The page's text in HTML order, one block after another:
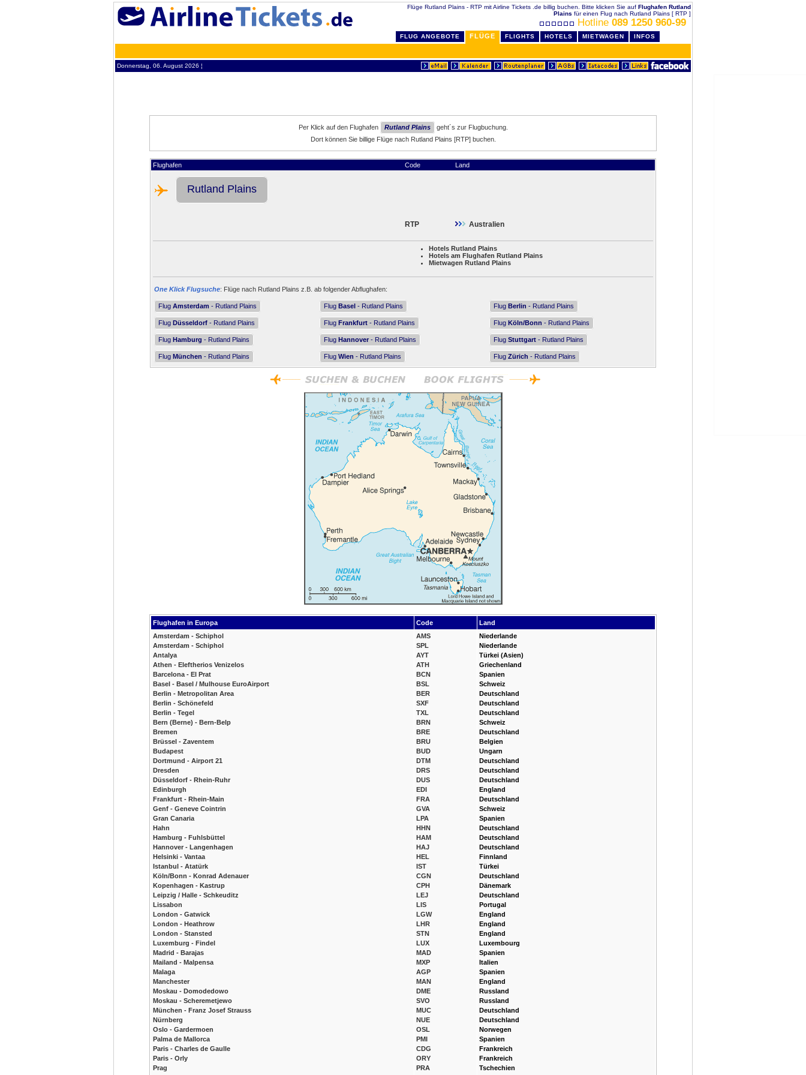
Flüge Rutland Plains - RTP mit Airline Tickets .de billig buchen. Bitte klicken Sie auf Flughafen Rutland
Plains für einen Flug nach Rutland Plains [ RTP ]
Hotline 089 1250 960-99
FLUG ANGEBOTE FLÜGE FLIGHTS HOTELS MIETWAGEN INFOS
Donnerstag, 06. August 2026 ¦
Per Klick auf den Flughafen Rutland Plains
geht´s zur Flugbuchung.
Dort können Sie billige Flüge nach Rutland Plains [RTP] buchen.
Flughafen Code Land
Rutland Plains
RTP Australien
Hotels Rutland Plains
Hotels am Flughafen Rutland Plains
Mietwagen Rutland Plains
One Klick Flugsuche: Flüge nach Rutland Plains z.B. ab folgender Abflughafen:
Flug Amsterdam - Rutland Plains Flug Basel - Rutland Plains Flug Berlin - Rutland Plains
Flug Düsseldorf - Rutland Plains Flug Frankfurt - Rutland Plains Flug Köln/Bonn - Rutland Plains
Flug Hamburg - Rutland Plains Flug Hannover - Rutland Plains Flug Stuttgart - Rutland Plains
Flug München - Rutland Plains Flug Wien - Rutland Plains Flug Zürich - Rutland Plains
Flughafen in Europa Code
Land
Amsterdam - Schiphol
Amsterdam - Schiphol
Antalya
Athen - Eleftherios Venizelos
Barcelona - El Prat
Basel - Basel / Mulhouse EuroAirport
Berlin - Metropolitan Area
Berlin - Schönefeld
Berlin - Tegel
Bern (Berne) - Bern-Belp
Bremen
Brüssel - Zaventem
Budapest
Dortmund - Airport 21
Dresden
Düsseldorf - Rhein-Ruhr
Edinburgh
Frankfurt - Rhein-Main
Genf - Geneve Cointrin
Gran Canaria
Hahn
Hamburg - Fuhlsbüttel
Hannover - Langenhagen
Helsinki - Vantaa
Istanbul - Atatürk
Köln/Bonn - Konrad Adenauer
Kopenhagen - Kastrup
Leipzig / Halle - Schkeuditz
Lissabon
London - Gatwick
London - Heathrow
London - Stansted
Luxemburg - Findel
Madrid - Barajas
Mailand - Malpensa
Malaga
Manchester
Moskau - Domodedowo
Moskau - Scheremetjewo
München - Franz Josef Strauss
Nürnberg
Oslo - Gardermoen
Palma de Mallorca
Paris - Charles de Gaulle
Paris - Orly
Prag
AMS
SPL
AYT
ATH
BCN
BSL
BER
SXF
TXL
BRN
BRE
BRU
BUD
DTM
DRS
DUS
EDI
FRA
GVA
LPA
HHN
HAM
HAJ
HEL
IST
CGN
CPH
LEJ
LIS
LGW
LHR
STN
LUX
MAD
MXP
AGP
MAN
DME
SVO
MUC
NUE
OSL
PMI
CDG
ORY
PRA
Niederlande
Niederlande
Türkei (Asien)
Griechenland
Spanien
Schweiz
Deutschland
Deutschland
Deutschland
Schweiz
Deutschland
Belgien
Ungarn
Deutschland
Deutschland
Deutschland
England
Deutschland
Schweiz
Spanien
Deutschland
Deutschland
Deutschland
Finnland
Türkei
Deutschland
Dänemark
Deutschland
Portugal
England
England
England
Luxembourg
Spanien
Italien
Spanien
England
Russland
Russland
Deutschland
Deutschland
Norwegen
Spanien
Frankreich
Frankreich
Tschechien